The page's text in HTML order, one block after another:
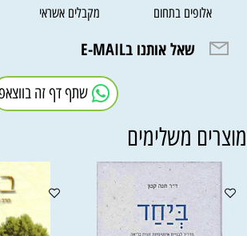
אלופים בתחום מקבלים אשראי
שאל אותנו בE-MAIL
שתף דף זה בווצאפ
משלימים